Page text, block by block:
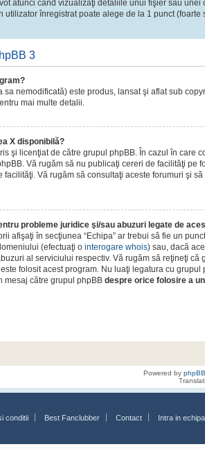
atunci când vizualizaţi detaliile unui fişier sau unei
utilizator înregistrat poate alege de la 1 punct
3
sa nemodificată) este produs, lansat şi aflat sub
mai multe detalii.
X disponibilă?
şi licenţiat de către grupul phpBB. În cazul în care
Vă rugăm să nu publicaţi cereri de facilităţi
Vă rugăm să consultaţi aceste forumuri şi
probleme juridice şi/sau abuzuri legate de
afişaţi în secţiunea “Echipa” ar trebui să fie un
(efectuaţi o interogare whois) sau, dacă
al serviciului respectiv. Vă rugăm să reţineţi că
folosit acest program. Nu luaţi legatura cu
mesaj către grupul phpBB despre orice folosire a
Powered by phpBB
conditii Best Fanclubber Contact Intra in